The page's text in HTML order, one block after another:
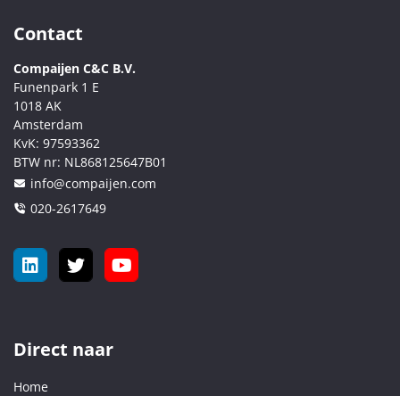
Contact
Compaijen C&C B.V.
Funenpark 1 E
1018 AK
Amsterdam
info@compaijen.com
020-2617649
KvK: 97593362
BTW nr: NL868125647B01
Direct naar
Home